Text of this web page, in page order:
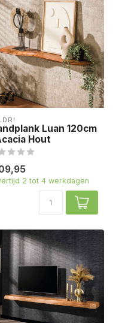
Luan 120cm
Hout
2 tot 4 werkdagen